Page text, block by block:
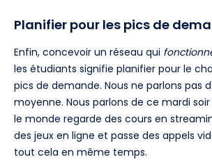
Planifier pour les pics de
Enfin, concevoir un réseau qui
les étudiants signifie planifier pour le
pics de demande. Nous ne parlons pas
moyenne. Nous parlons de ce mardi
le monde regarde des cours en
des jeux en ligne et passe des appels
tout cela en même temps.